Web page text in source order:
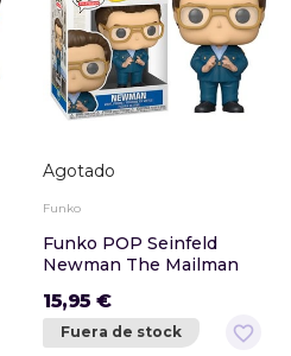
Agotado
Funko
Funko POP Seinfeld
Newman The Mailman
15,95 €
favorite_border
Fuera de stock